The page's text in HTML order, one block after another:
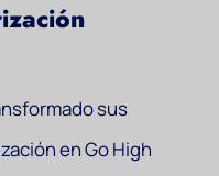
sus
en Go High